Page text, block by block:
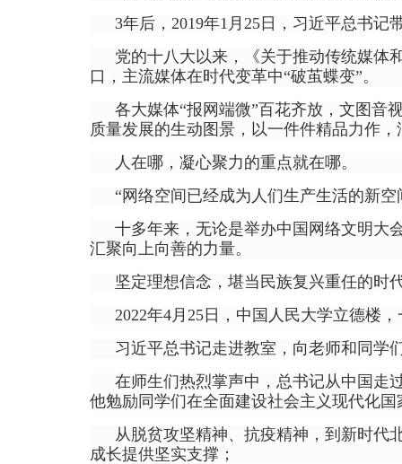
3年后，2019年1月25日，习近平总书
党的十八大以来，《关于推动传统媒体
口，主流媒体在时代变革中“破茧蝶变”。
各大媒体“报网端微”百花齐放，文图音
质量发展的生动图景，以一件件精品力作
人在哪，凝心聚力的重点就在哪。
“网络空间已经成为人们生产生活的新
十多年来，无论是举办中国网络文明大
汇聚向上向善的力量。
坚定理想信念，堪当民族复兴重任的
2022年4月25日，中国人民大学立德楼
习近平总书记走进教室，向老师和同学
在师生们热烈掌声中，总书记从中国
他勉励同学们在全面建设社会主义现代化
从脱贫攻坚精神、抗疫精神，到新时
成长提供坚实支撑；